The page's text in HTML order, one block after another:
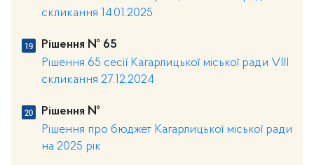
скликання 14.01.2025
Рішення № 65
Рішення 65 сесії Кагарлицької міської ради VІІІ
скликання 27.12.2024
Рішення №
Рішення про бюджет Кагарлицької міської ради
на 2025 рік